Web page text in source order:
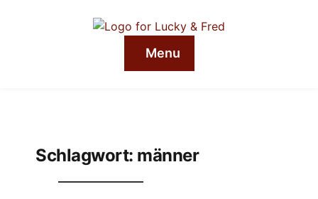
Menu
Schlagwort: männer